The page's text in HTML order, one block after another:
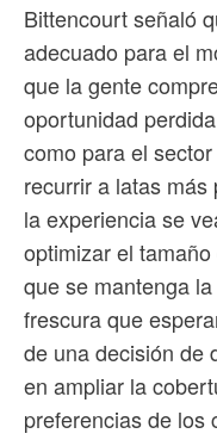
Bittencourt señaló
adecuado para el
que la gente
oportunidad
como para el
recurrir a latas
la experiencia se
optimizar el
que se mantenga
frescura que
de una decisión de
en ampliar la
preferencias de los